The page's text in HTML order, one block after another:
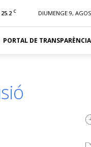
25.2 C DIUMENGE 9,
PORTAL DE TRANSPARÈNCIA